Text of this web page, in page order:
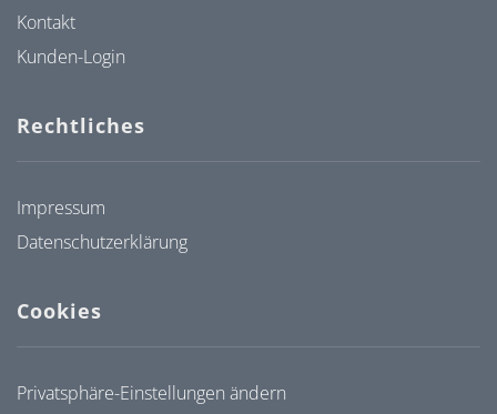
Kontakt
Kunden-Login
Rechtliches
Impressum
Datenschutzerklärung
Cookies
Privatsphäre-Einstellungen ändern